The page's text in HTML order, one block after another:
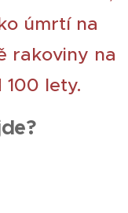
úmrtí na
rakoviny na
lety.